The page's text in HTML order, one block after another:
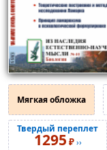
Мягкая обложка
Твердый переплет
1295 ₽››